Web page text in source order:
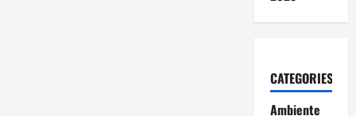
CATEGORIES
Ambiente